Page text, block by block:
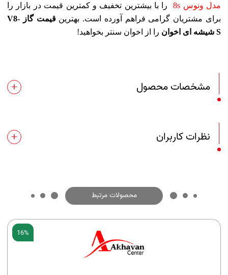
مدل ونوس 8s
را با بیشترین تخفیف و کمترین قیمت در بازار را
برای مشتریان گرامی فراهم آورده است. بهترینقیمت گاز V8-
S شیشه ای اخوان را از اخوان سنتر بخواهید!
مشخصات محصول
نظرات کاربران
محصولات مرتبط
16%